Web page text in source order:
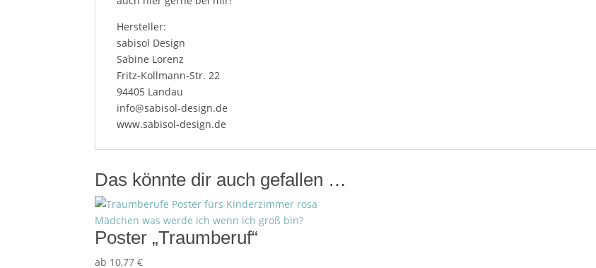
Hersteller:
sabisol Design
Sabine Lorenz
Fritz-Kollmann-Str. 22
94405 Landau
info@sabisol-design.de
www.sabisol-design.de
Das könnte dir auch gefallen …
Poster „Traumberuf“
ab 10,77€